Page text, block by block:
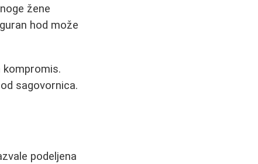
žene
hod može
kompromis.
sagovornica.
podeljena